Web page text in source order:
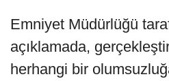
Emniyet Müdürlüğü
açıklamada,
herhangi bir